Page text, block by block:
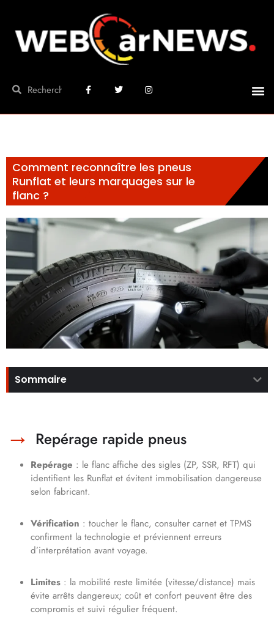
Comment reconnaître les pneus
Runflat et leurs marquages sur le
flanc ?
Sommaire
Repérage rapide pneus
Repérage : le flanc affiche des sigles (ZP, SSR, RFT) qui
identifient les Runflat et évitent immobilisation dangereuse
selon fabricant.
Vérification : toucher le flanc, consulter carnet et TPMS
confirment la technologie et préviennent erreurs
d’interprétation avant voyage.
Limites : la mobilité reste limitée (vitesse/distance) mais
évite arrêts dangereux; coût et confort peuvent être des
compromis et suivi régulier fréquent.